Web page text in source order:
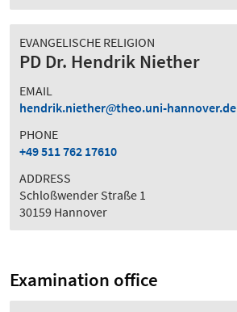
EVANGELISCHE RELIGION
PD Dr. Hendrik Niether
EMAIL
hendrik.niether
theo.uni-hannover.de
PHONE
+49 511 762 17610
ADDRESS
Schloßwender Straße 1
30159 Hannover
Examination office